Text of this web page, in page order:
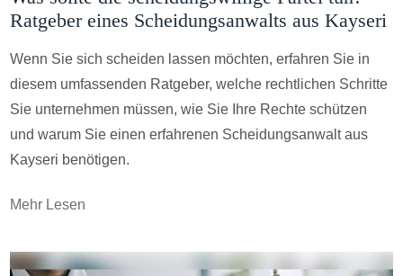
Ratgeber eines Scheidungsanwalts aus Kayseri
Wenn Sie sich scheiden lassen möchten, erfahren Sie in
diesem umfassenden Ratgeber, welche rechtlichen Schritte
Sie unternehmen müssen, wie Sie Ihre Rechte schützen
und warum Sie einen erfahrenen Scheidungsanwalt aus
Kayseri benötigen.
Mehr Lesen